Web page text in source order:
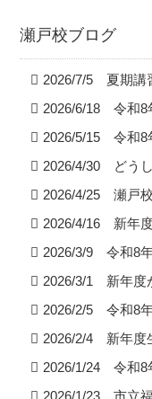
瀬戸校ブログ
2026/7/5 夏期講
2026/6/18 令和8
2026/5/15 令和8
2026/4/30 どう
2026/4/25 瀬戸
2026/4/16 新年
2026/3/9 令和8
2026/3/1 新年度
2026/2/5 令和8
2026/2/4 新年度
2026/1/24 令和